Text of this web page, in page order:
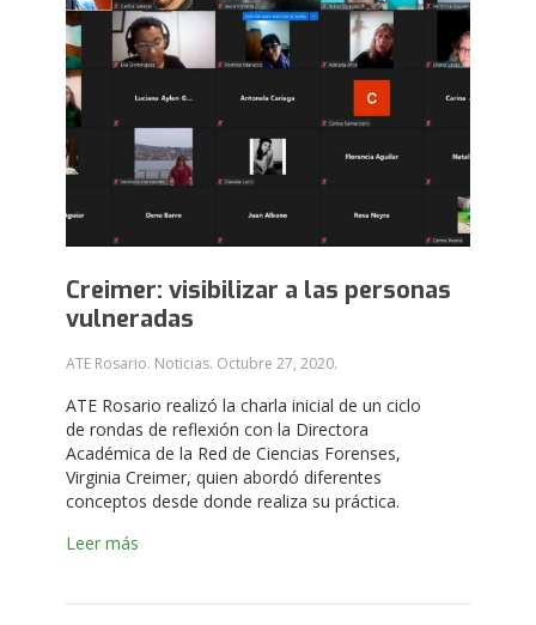
Creimer: visibilizar a las personas
vulneradas
ATE Rosario. Noticias. Octubre 27, 2020.
ATE Rosario realizó la charla inicial de un ciclo
de rondas de reflexión con la Directora
Académica de la Red de Ciencias Forenses,
Virginia Creimer, quien abordó diferentes
conceptos desde donde realiza su práctica.
Leer más